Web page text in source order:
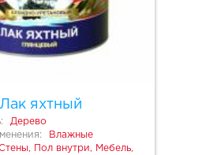
Лак яхтный
Дерево
Влажные
Пол внутри, Мебель,